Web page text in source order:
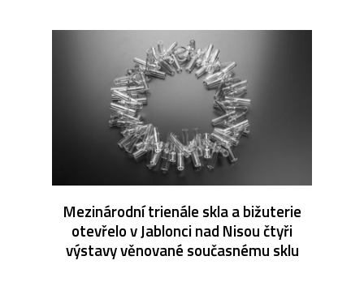
Mezinárodní trienále skla a bižuterie
otevřelo v Jablonci nad Nisou čtyři
výstavy věnované současnému sklu